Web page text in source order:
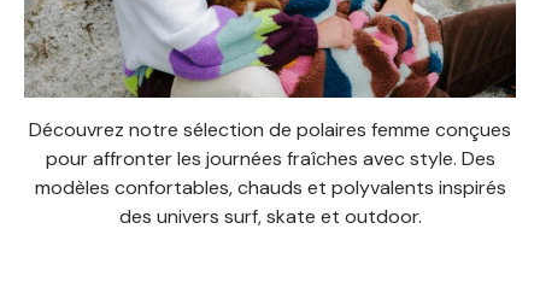
Découvrez notre sélection de polaires femme conçues
pour affronter les journées fraîches avec style. Des
modèles confortables, chauds et polyvalents inspirés
des univers surf, skate et outdoor.